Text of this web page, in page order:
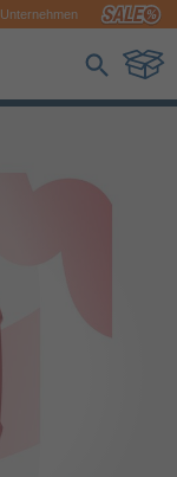
Unternehmen